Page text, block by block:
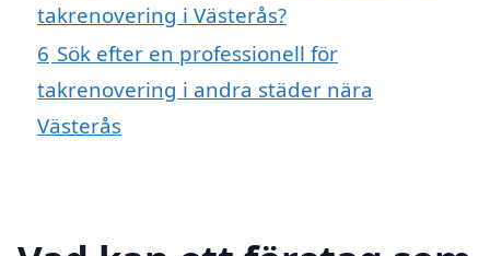
takrenovering i Västerås?
6 Sök efter en professionell för
takrenovering i andra städer nära
Västerås